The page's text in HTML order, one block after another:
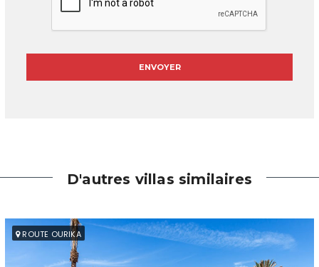
D'autres villas similaires
ROUTE OURIKA